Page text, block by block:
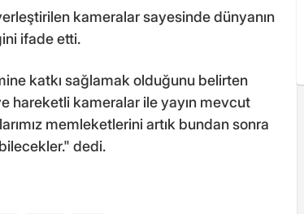
kameralar sayesinde dünyanın
ifade etti.
katkı sağlamak olduğunu belirten
hareketli kameralar ile yayın mevcut
memleketlerini artık bundan sonra
dedi.